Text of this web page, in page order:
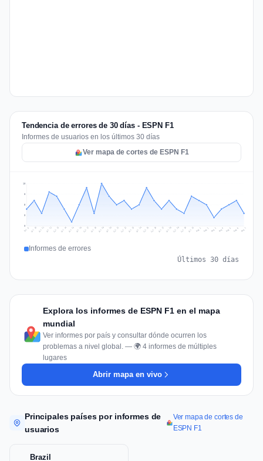
Tendencia de errores de 30 días - ESPN F1
Informes de usuarios en los últimos 30 días
Ver mapa de cortes de ESPN F1
3
5
8
10
Jul 9 Jul 10 Jul 11 Jul 12 Jul 13 Jul 14 Jul 15 Jul 16 Jul 17 Jul 18 Jul 19 Jul 20 Jul 21 Jul 22 Jul 23 Jul 24 Jul 25 Jul 26 Jul 27 Jul 28 Jul 29 Jul 30 Jul 31 Aug 1 Aug 2 Aug 3 Aug 4 Aug 5 Aug 6 Aug 7
Informes de errores
Últimos 30 días
Explora los informes de ESPN F1 en el mapa
mundial
Ver informes por país y consultar dónde ocurren los
problemas a nivel global. — 🌍 4 informes de múltiples
lugares
Abrir mapa en vivo
Principales países por informes de
usuarios
Ver mapa de cortes de
ESPN F1
Brazil